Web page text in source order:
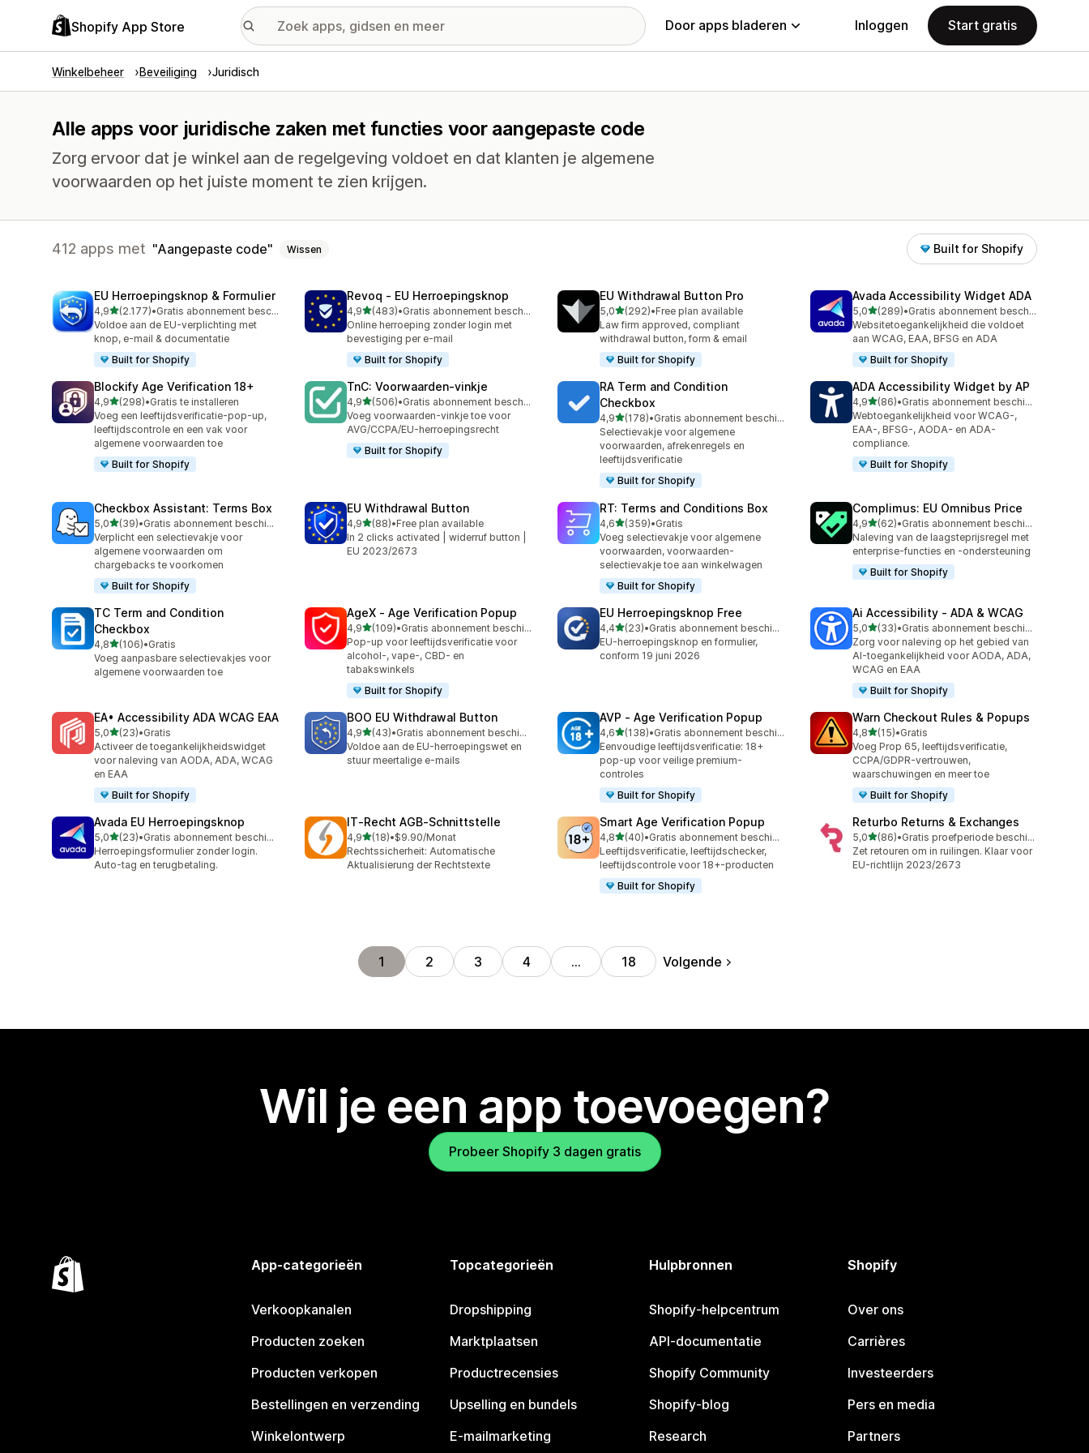
Shopify App Store Door apps bladeren Inloggen Start gratis
Winkelbeheer Beveiliging Juridisch
Alle apps voor juridische zaken met functies voor aangepaste code
Zorg ervoor dat je winkel aan de regelgeving voldoet en dat klanten je algemene
voorwaarden op het juiste moment te zien krijgen.
412 apps met Aangepaste code Wissen Built for Shopify
EU Herroepingsknop & Formulier
4,9van 5 sterren
(2.177)
2177 recensies in totaal
•
Gratis abonnement beschikbaar
Voldoe aan de EU-verplichting met
knop, e-mail & documentatie
Built for Shopify
Revoq ‑ EU Herroepingsknop
4,9van 5 sterren
(483)
483 recensies in totaal
•
Gratis abonnement beschikbaar
Online herroeping zonder login met
bevestiging per e-mail
Built for Shopify
EU Withdrawal Button Pro
5,0van 5 sterren
(292)
292 recensies in totaal
•Free plan available
Law firm approved, compliant
withdrawal button, form & email
Built for Shopify
Avada Accessibility Widget ADA
5,0van 5 sterren
(289)
289 recensies in totaal
•
Gratis abonnement beschikbaar
Websitetoegankelijkheid die voldoet
aan WCAG, EAA, BFSG en ADA
Built for Shopify
Blockify Age Verification 18+
4,9van 5 sterren
(298)
298 recensies in totaal
•Gratis te installeren
Voeg een leeftijdsverificatie-pop-up,
leeftijdscontrole en een vak voor
algemene voorwaarden toe
Built for Shopify
TnC: Voorwaarden‑vinkje
4,9van 5 sterren
(506)
506 recensies in totaal
•
Gratis abonnement beschikbaar
Voeg voorwaarden-vinkje toe voor
AVG/CCPA/EU-herroepingsrecht
Built for Shopify
RA Term and Condition
Checkbox
4,9van 5 sterren
(178)
178 recensies in totaal
•
Gratis abonnement beschikbaar
Selectievakje voor algemene
voorwaarden, afrekenregels en
leeftijdsverificatie
Built for Shopify
ADA Accessibility Widget by AP
4,9van 5 sterren
(86)
86 recensies in totaal
•
Gratis abonnement beschikbaar
Webtoegankelijkheid voor WCAG-,
EAA-, BFSG-, AODA- en ADA-
compliance.
Built for Shopify
Checkbox Assistant: Terms Box
5,0van 5 sterren
(39)
39 recensies in totaal
•
Gratis abonnement beschikbaar
Verplicht een selectievakje voor
algemene voorwaarden om
chargebacks te voorkomen
Built for Shopify
EU Withdrawal Button
4,9van 5 sterren
(88)
88 recensies in totaal
•Free plan available
In 2 clicks activated | widerruf button |
EU 2023/2673
RT: Terms and Conditions Box
4,6van 5 sterren
(359)
359 recensies in totaal
•Gratis
Voeg selectievakje voor algemene
voorwaarden, voorwaarden-
selectievakje toe aan winkelwagen
Built for Shopify
Complimus: EU Omnibus Price
4,9van 5 sterren
(62)
62 recensies in totaal
•
Gratis abonnement beschikbaar
Naleving van de laagsteprijsregel met
enterprise-functies en -ondersteuning
Built for Shopify
TC Term and Condition
Checkbox
4,8van 5 sterren
(106)
106 recensies in totaal
•Gratis
Voeg aanpasbare selectievakjes voor
algemene voorwaarden toe
AgeX ‑ Age Verification Popup
4,9van 5 sterren
(109)
109 recensies in totaal
•
Gratis abonnement beschikbaar
Pop-up voor leeftijdsverificatie voor
alcohol-, vape-, CBD- en
tabakswinkels
Built for Shopify
EU Herroepingsknop Free
4,4van 5 sterren
(23)
23 recensies in totaal
•
Gratis abonnement beschikbaar
EU-herroepingsknop en formulier,
conform 19 juni 2026
Ai Accessibility ‑ ADA & WCAG
5,0van 5 sterren
(33)
33 recensies in totaal
•
Gratis abonnement beschikbaar
Zorg voor naleving op het gebied van
AI-toegankelijkheid voor AODA, ADA,
WCAG en EAA
Built for Shopify
EA• Accessibility ADA WCAG EAA
5,0van 5 sterren
(23)
23 recensies in totaal
•Gratis
Activeer de toegankelijkheidswidget
voor naleving van AODA, ADA, WCAG
en EAA
Built for Shopify
BOO EU Withdrawal Button
4,9van 5 sterren
(43)
43 recensies in totaal
•
Gratis abonnement beschikbaar
Voldoe aan de EU-herroepingswet en
stuur meertalige e-mails
AVP ‑ Age Verification Popup
4,6van 5 sterren
(138)
138 recensies in totaal
•
Gratis abonnement beschikbaar
Eenvoudige leeftijdsverificatie: 18+
pop-up voor veilige premium-
controles
Built for Shopify
Warn Checkout Rules & Popups
4,8van 5 sterren
(15)
15 recensies in totaal
•Gratis
Voeg Prop 65, leeftijdsverificatie,
CCPA/GDPR-vertrouwen,
waarschuwingen en meer toe
Built for Shopify
Avada EU Herroepingsknop
5,0van 5 sterren
(23)
23 recensies in totaal
•
Gratis abonnement beschikbaar
Herroepingsformulier zonder login.
Auto-tag en terugbetaling.
IT‑Recht AGB‑Schnittstelle
4,9van 5 sterren
(18)
18 recensies in totaal
•$9.90/Monat
Rechtssicherheit: Automatische
Aktualisierung der Rechtstexte
Smart Age Verification Popup
4,8van 5 sterren
(40)
40 recensies in totaal
•
Gratis abonnement beschikbaar
Leeftijdsverificatie, leeftijdschecker,
leeftijdscontrole voor 18+-producten
Built for Shopify
Returbo Returns & Exchanges
5,0van 5 sterren
(86)
86 recensies in totaal
•
Gratis proefperiode beschikbaar
Zet retouren om in ruilingen. Klaar voor
EU-richtlijn 2023/2673
1 2 3 4 … 18 Volgende
Wil je een app toevoegen?
Probeer Shopify 3 dagen gratis
App-categorieën
Verkoopkanalen
Producten zoeken
Producten verkopen
Bestellingen en verzending
Winkelontwerp
Topcategorieën
Dropshipping
Marktplaatsen
Productrecensies
Upselling en bundels
E-mailmarketing
Hulpbronnen
Shopify-helpcentrum
API-documentatie
Shopify Community
Shopify-blog
Research
Shopify
Over ons
Carrières
Investeerders
Pers en media
Partners